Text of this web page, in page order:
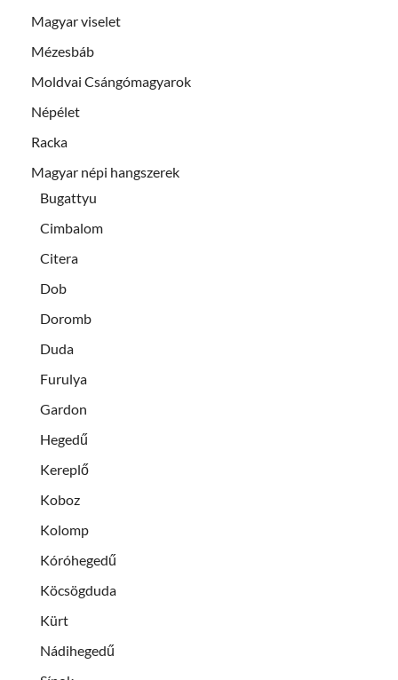
Magyar viselet
Mézesbáb
Moldvai Csángómagyarok
Népélet
Racka
Magyar népi hangszerek
Bugattyu
Cimbalom
Citera
Dob
Doromb
Duda
Furulya
Gardon
Hegedű
Kereplő
Koboz
Kolomp
Kóróhegedű
Köcsögduda
Kürt
Nádihegedű